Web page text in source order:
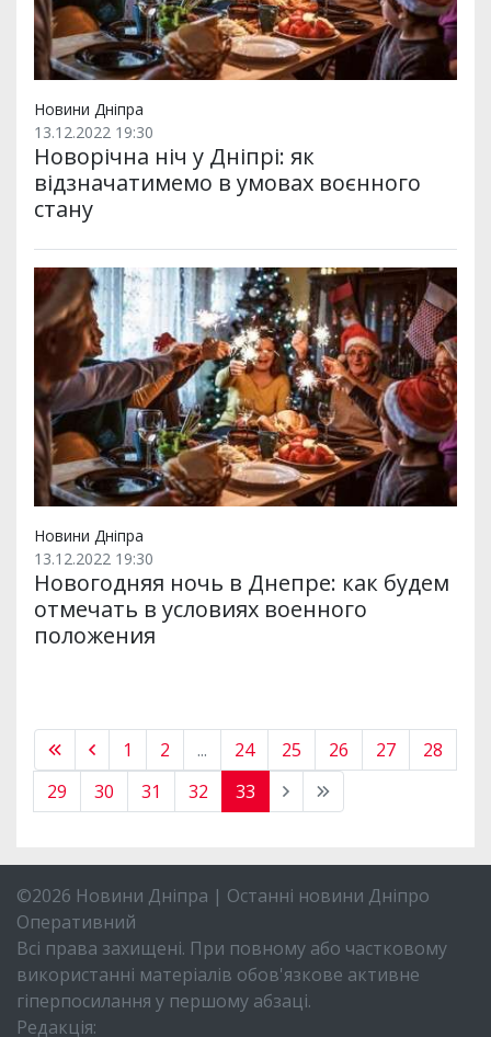
Новини Дніпра
13.12.2022 19:30
Новорічна ніч у Дніпрі: як
відзначатимемо в умовах воєнного
стану
Новини Дніпра
13.12.2022 19:30
Новогодняя ночь в Днепре: как будем
отмечать в условиях военного
положения
1 2 ... 24 25 26 27
28
29
30 31 32 33
©2026 Новини Дніпра | Останні новини Дніпро
Оперативний
Всі права захищені. При повному або частковому
використанні матеріалів обов'язкове активне
гіперпосилання у першому абзаці.
Редакція: